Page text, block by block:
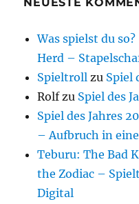
Was spielst du
Herd –
Spieltroll zu Spiel
Rolfzu Spiel des
Spiel des Jahres
– Aufbruch in
Teburu: The Bad
the Zodiac –
Digital